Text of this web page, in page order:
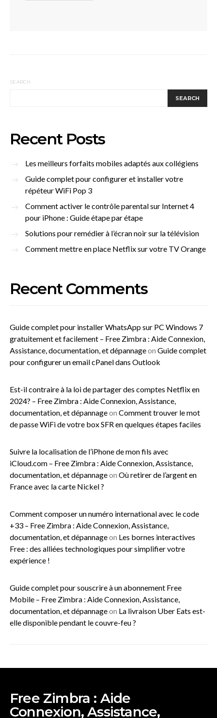
SEARCH
SEARCH
Recent Posts
Les meilleurs forfaits mobiles adaptés aux collégiens
Guide complet pour configurer et installer votre
répéteur WiFi Pop 3
Comment activer le contrôle parental sur Internet 4
pour iPhone : Guide étape par étape
Solutions pour remédier à l’écran noir sur la télévision
Comment mettre en place Netflix sur votre TV Orange
Recent Comments
Guide complet pour installer WhatsApp sur PC Windows 7
gratuitement et facilement – Free Zimbra : Aide Connexion,
Assistance, documentation, et dépannageon Guide complet
pour configurer un email cPanel dans Outlook
Est-il contraire à la loi de partager des comptes Netflix en
2024? – Free Zimbra : Aide Connexion, Assistance,
documentation, et dépannageon Comment trouver le mot
de passe WiFi de votre box SFR en quelques étapes faciles
Suivre la localisation de l’iPhone de mon fils avec
iCloud.com – Free Zimbra : Aide Connexion, Assistance,
documentation, et dépannageon Où retirer de l’argent en
France avec la carte Nickel ?
Comment composer un numéro international avec le code
+33 – Free Zimbra : Aide Connexion, Assistance,
documentation, et dépannageon Les bornes interactives
Free : des alliées technologiques pour simplifier votre
expérience !
Guide complet pour souscrire à un abonnement Free
Mobile – Free Zimbra : Aide Connexion, Assistance,
documentation, et dépannageon La livraison Uber Eats est-
elle disponible pendant le couvre-feu ?
Free Zimbra : Aide
Connexion, Assistance,